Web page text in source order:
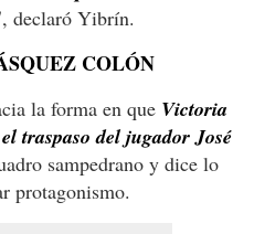
, declaró Yibrín.
COLÓN
la forma en que Victoria
traspaso del jugador José
sampedrano y dice lo
protagonismo.